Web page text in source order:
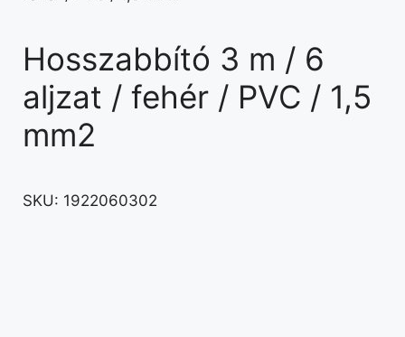
Hosszabbító 3 m / 6
aljzat / fehér / PVC / 1,5
mm2
SKU: 1922060302